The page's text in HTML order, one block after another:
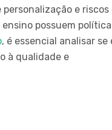
e riscos
possuem
, é essencial analisar se
à qualidade e